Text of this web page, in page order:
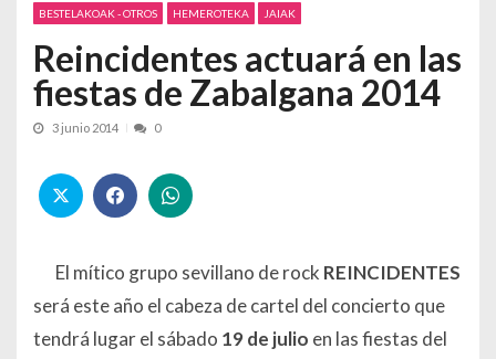
BESTELAKOAK - OTROS HEMEROTEKA JAIAK
Reincidentes actuará en las
fiestas de Zabalgana 2014
3 junio 2014 0
El mítico grupo sevillano de rock REINCIDENTES
será este año el cabeza de cartel del concierto que
tendrá lugar el sábado 19 de julio en las fiestas del